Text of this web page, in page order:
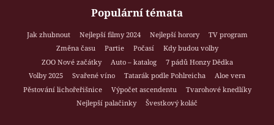
Populární témata
Jak zhubnout Nejlepší filmy 2024 Nejlepší horory
TV program
Změna času
Partie Počasí
Kdy budou volby
ZOO Nové začátky
Auto – katalog
7 pádů Honzy Dědka
Volby 2025
Svařené víno Tatarák podle Pohlreicha
Aloe vera
Pěstování lichořeřišnice
Výpočet ascendentu
Tvarohové knedlíky
Nejlepší palačinky
Švestkový koláč